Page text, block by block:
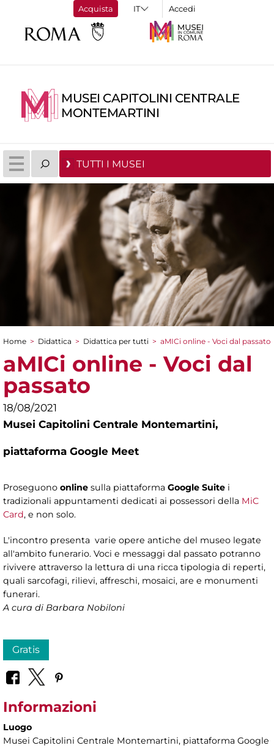
Acquista Accedi
MUSEI CAPITOLINI CENTRALE
MONTEMARTINI
TUTTI I MUSEI
Tu sei qui
Home > Didattica > Didattica per tutti > aMICi online - Voci dal passato
aMICi online - Voci dal
passato
18/08/2021
Musei Capitolini Centrale Montemartini,
piattaforma Google Meet
Proseguono online sulla piattaforma Google Suite i
tradizionali appuntamenti dedicati ai possessori della MiC
Card, e non solo.
L'incontro presenta varie opere antiche del museo legate
all'ambito funerario. Voci e messaggi dal passato potranno
rivivere attraverso la lettura di una ricca tipologia di reperti,
quali sarcofagi, rilievi, affreschi, mosaici, are e monumenti
funerari.
A cura di Barbara Nobiloni
Gratis
Informazioni
Luogo
Musei Capitolini Centrale Montemartini, piattaforma Google